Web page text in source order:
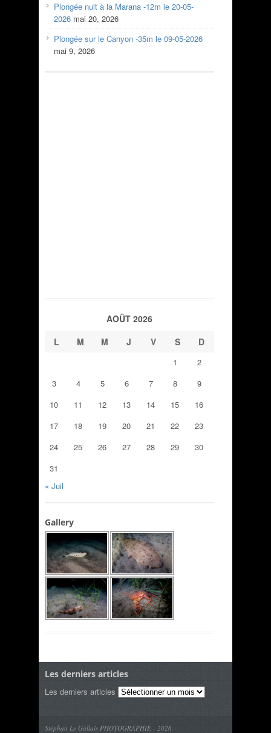
Plongée nuit à la Marana -12m le 20-05-
2026 mai 20, 2026
Plongée sur le Canyon -35m le 09-05-2026
mai 9, 2026
AOÛT 2026
L
M M J V S D
1
2
3
4 5 6 7 8
9
10
11 12 13 14 15
16
17
18 19 20 21 22
23
24
25 26 27 28 29
30
31
« Juil
Gallery
Les derniers articles
Les derniers articles
Stéphan Le Gallais PHOTOGRAPHIE - 2026 -